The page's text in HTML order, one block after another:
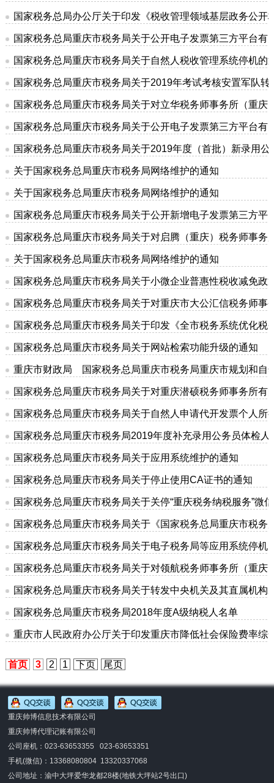
国家税务总局办公厅关于印发《税收管理领域基层政务公开
国家税务总局重庆市税务局关于公开电子发票第三方平台有
国家税务总局重庆市税务局关于自然人税收管理系统停机的
国家税务总局重庆市税务局关于2019年考试考核安置军队
国家税务总局重庆市税务局关于对立华税务师事务所（重庆
国家税务总局重庆市税务局关于公开电子发票第三方平台有
国家税务总局重庆市税务局关于2019年度（首批）新录用公
关于国家税务总局重庆市税务局网络维护的通知
关于国家税务总局重庆市税务局网络维护的通知
国家税务总局重庆市税务局关于公开新增电子发票第三方平
国家税务总局重庆市税务局关于对启腾（重庆）税务师事务
关于国家税务总局重庆市税务局网络维护的通知
国家税务总局重庆市税务局关于小微企业普惠性税收减免
国家税务总局重庆市税务局关于对重庆市大公汇信税务师事
国家税务总局重庆市税务局关于印发《全市税务系统优化税
国家税务总局重庆市税务局关于网站检索功能升级的通知
重庆市财政局 国家税务总局重庆市税务局重庆市规划和自
国家税务总局重庆市税务局关于对重庆潜硕税务师事务所有
国家税务总局重庆市税务局关于自然人申请代开发票个人所
国家税务总局重庆市税务局2019年度补充录用公务员体检人
国家税务总局重庆市税务局关于应用系统维护的通知
国家税务总局重庆市税务局关于停止使用CA证书的通知
国家税务总局重庆市税务局关于关停“重庆税务纳税服务”微
国家税务总局重庆市税务局关于《国家税务总局重庆市税
国家税务总局重庆市税务局关于电子税务局等应用系统停机
国家税务总局重庆市税务局关于对领航税务师事务所（重
国家税务总局重庆市税务局关于转发中央机关及其直属机构
国家税务总局重庆市税务局2018年度A级纳税人名单
重庆市人民政府办公厅关于印发重庆市降低社会保险费率综
首页 3 2 1 下页 尾页
重庆帅博信息技术有限公司
重庆帅博代理记账有限公司
公司座机：023-63653355 023-63653351
手机(微信)： 13368080804 13320337068
公司地址：渝中大坪爱华龙都28楼(地铁大坪站2号出口)